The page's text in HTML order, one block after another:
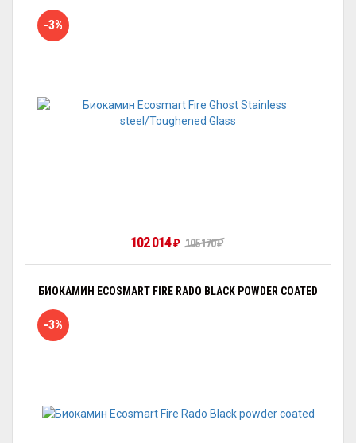
-3%
102 014 ₽ 105 170₽
БИОКАМИН ECOSMART FIRE RADO BLACK POWDER COATED
-3%